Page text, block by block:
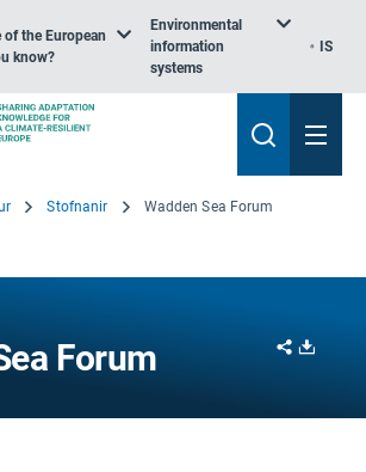
the European
know?
Environmental
information
systems
IS
Stofnanir Wadden Sea Forum
Forum Share